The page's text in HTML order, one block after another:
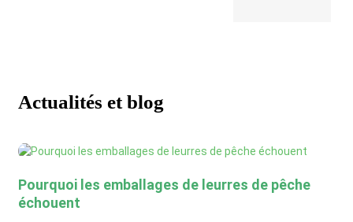
Actualités et blog
Pourquoi les emballages de leurres de pêche
échouent